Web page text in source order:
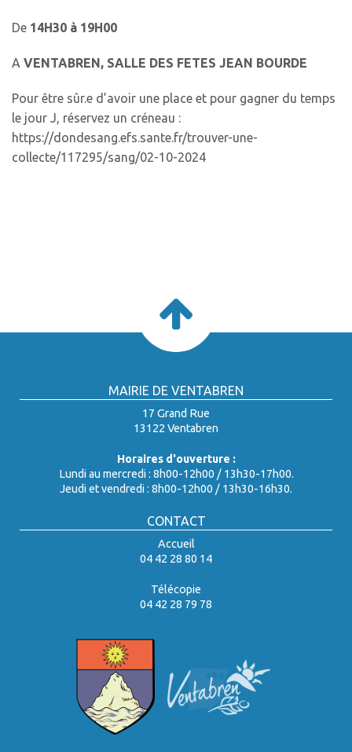
De 14H30 à 19H00
A VENTABREN, SALLE DES FETES JEAN BOURDE
Pour être sûr.e d’avoir une place et pour gagner du temps
le jour J, réservez un créneau :
https://dondesang.efs.sante.fr/trouver-une-
collecte/117295/sang/02-10-2024
MAIRIE DE VENTABREN
17 Grand Rue
13122 Ventabren
Horaires d'ouverture :
Lundi au mercredi : 8h00-12h00 / 13h30-17h00.
Jeudi et vendredi : 8h00-12h00 / 13h30-16h30.
CONTACT
Accueil
04 42 28 80 14
Télécopie
04 42 28 79 78